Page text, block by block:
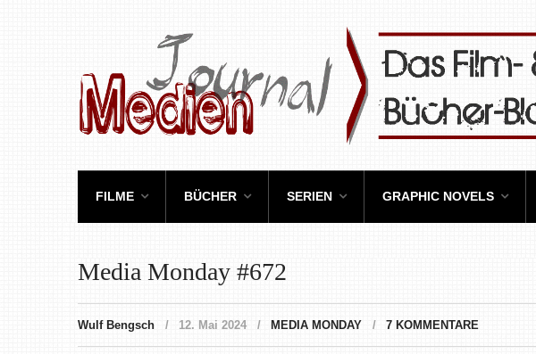
FILME BÜCHER SERIEN GRAPHIC NOVELS
Media Monday #672
Wulf Bengsch 12. Mai 2024 MEDIA MONDAY 7 KOMMENTARE